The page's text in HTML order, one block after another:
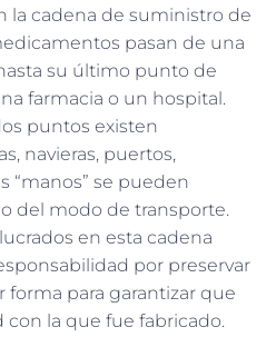
la cadena de suministro de
pasan de una
su último punto de
farmacia o un hospital.
puntos existen
navieras, puertos,
“manos” se pueden
del modo de transporte.
en esta cadena
por preservar
para garantizar que
con la que fue fabricado.